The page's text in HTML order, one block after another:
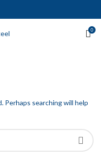
0
Perhaps searching will help